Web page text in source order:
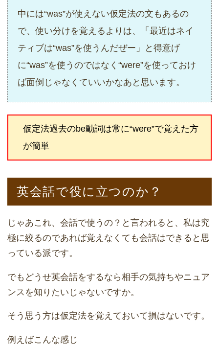
中には“was”が使えない仮定法の文もあるの
で、使い分けを覚えるよりは、「最近はネイ
ティブは“was”を使うんだぜー」と得意げ
に“was”を使うのではなく“were”を使っておけ
ば面倒じゃなくていいかなあと思います。
仮定法過去のbe動詞は常に“were”で覚えた方
が簡単
英会話で役に立つのか？
じゃあこれ、会話で使うの？と言われると、私は究
極に絞るのであれば覚えなくても会話はできると思
っている派です。
でもどうせ英会話をするなら相手の気持ちやニュア
ンスを知りたいじゃないですか。
そう思う方は仮定法を覚えておいて損はないです。
例えばこんな感じ